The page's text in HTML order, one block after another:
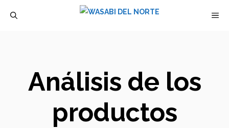
Análisis de los
productos